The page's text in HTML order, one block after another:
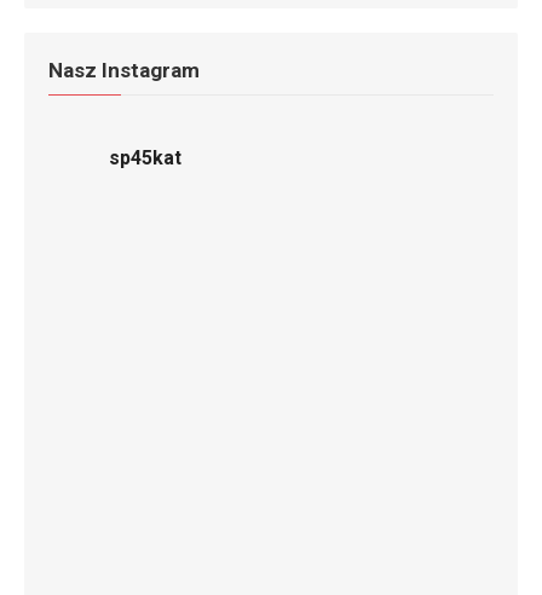
Nasz Instagram
sp45kat